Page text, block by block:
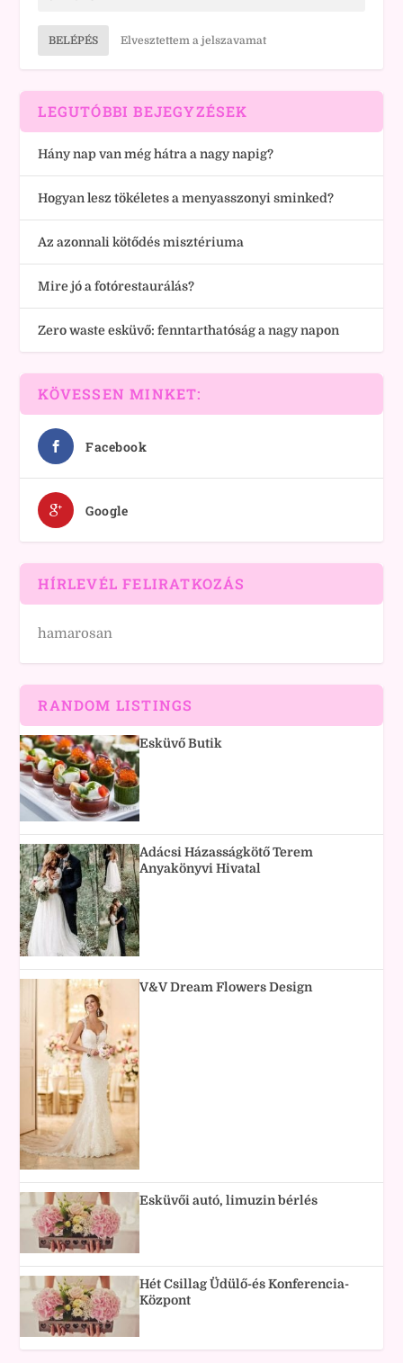
BELÉPÉS Elvesztettem a jelszavamat
LEGUTÓBBI BEJEGYZÉSEK
Hány nap van még hátra a nagy napig?
Hogyan lesz tökéletes a menyasszonyi sminked?
Az azonnali kötődés misztériuma
Mire jó a fotórestaurálás?
Zero waste esküvő: fenntarthatóság a nagy napon
KÖVESSEN MINKET:
Facebook
Google
HÍRLEVÉL FELIRATKOZÁS
hamarosan
RANDOM LISTINGS
Esküvő Butik
Adácsi Házasságkötő Terem
Anyakönyvi Hivatal
V&V Dream Flowers Design
Esküvői autó, limuzin bérlés
Hét Csillag Üdülő-és Konferencia-
Központ